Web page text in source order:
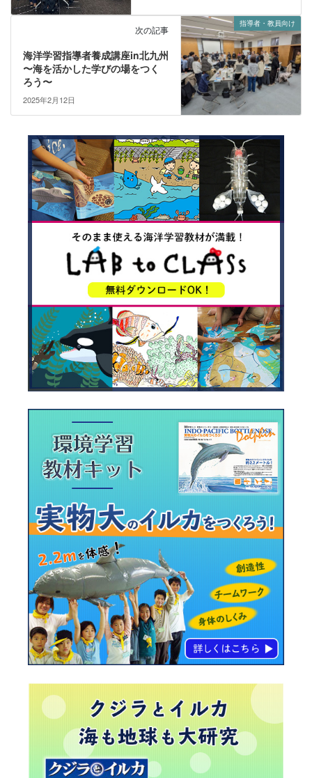
指導者・教員向け
次の記事
海洋学習指導者養成講座in北九州
〜海を活かした学びの場をつく
ろう〜
2025年2月12日